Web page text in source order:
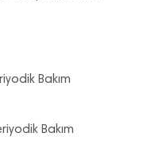
Bakım
Bakım